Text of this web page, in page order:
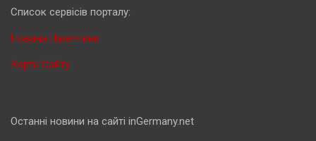
Cписок сервісів порталу:
Новини Німеччини
Карта Сайту
Останні новини на сайті inGermany.net